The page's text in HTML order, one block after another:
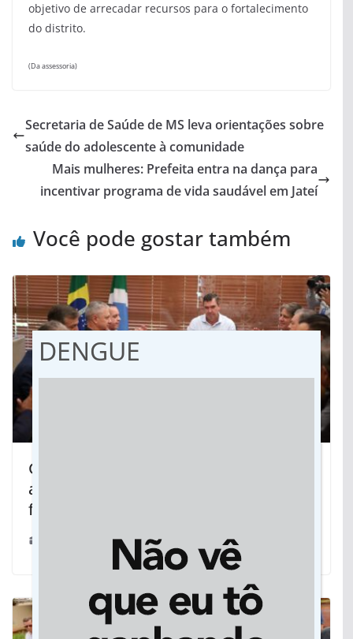
objetivo de arrecadar recursos para o fortalecimento
do distrito.
(Da assessoria)
Secretaria de Saúde de MS leva orientações sobre
saúde do adolescente à comunidade
Mais mulheres: Prefeita entra na dança para
incentivar programa de vida saudável em Jateí
Você pode gostar também
Governo de MS autoriza promoções e
ampliação de vagas em cursos para
forças de segurança
DENGUE